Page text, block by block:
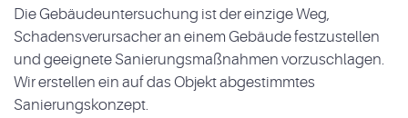
Die Gebäudeuntersuchung ist der einzige Weg,
Schadensverursacher an einem Gebäude festzustellen
und geeignete Sanierungsmaßnahmen vorzuschlagen.
Wir erstellen ein auf das Objekt abgestimmtes
Sanierungskonzept.